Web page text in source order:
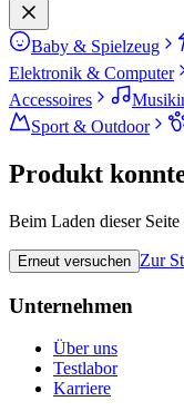
Baby & Spielzeug
Elektronik & Computer
Accessoires
Sport & Outdoor
Produkt
Beim Laden dieser
Erneut versuchen Zur
Unternehmen
Über uns
Testlabor
Karriere